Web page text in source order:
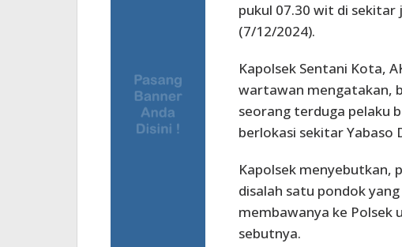
pukul 07.30 wit di sekitar
(7/12/2024).
Kapolsek Sentani Kota,
wartawan mengatakan,
seorang terduga pelaku
berlokasi sekitar Yabaso
Kapolsek menyebutkan,
disalah satu pondok
membawanya ke Polsek
sebutnya.